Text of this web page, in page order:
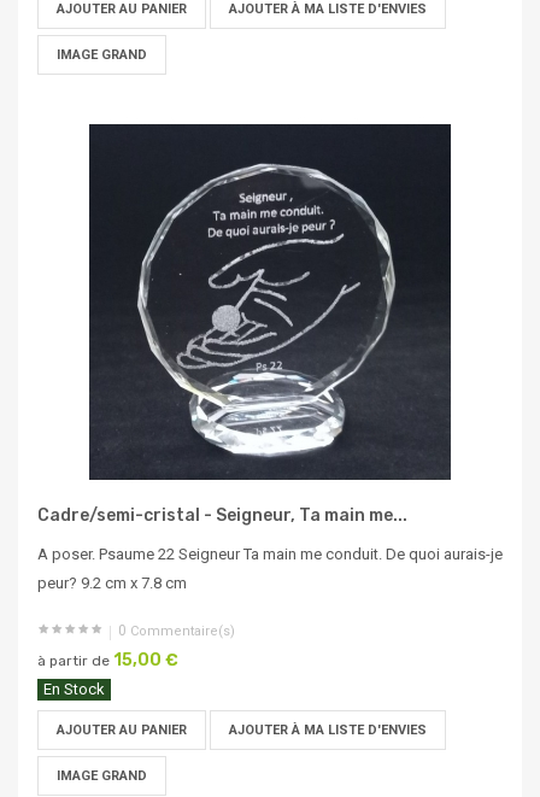
AJOUTER AU PANIER AJOUTER À MA LISTE D'ENVIES
IMAGE GRAND
Cadre/semi-cristal - Seigneur, Ta main me...
A poser. Psaume 22 Seigneur Ta main me conduit. De quoi aurais-je
peur? 9.2 cm x 7.8 cm
0 Commentaire(s)
à partir de 15,00 €
En Stock
AJOUTER AU PANIER AJOUTER À MA LISTE D'ENVIES
IMAGE GRAND